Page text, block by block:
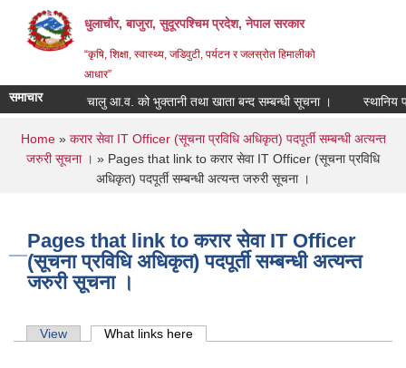
धुलाचौर, बाजुरा, सुदूरपश्चिम प्रदेश, नेपाल सरकार
“कृषि, शिक्षा, स्वास्थ्य, जडिवुटी, पर्यटन र जलस्रोत हिमालीको
आधार”
समाचार चालु आ.व. को भुक्तानी तथा खाता बन्द सम्बन्धी सूचना । स्थानिय
You are here
Home» करार सेवा IT Officer (सूचना प्रविधि अधिकृत) पदपूर्ती सम्बन्धी अत्यन्त
जरुरी सूचना । » Pages that link to करार सेवा IT Officer (सूचना प्रविधि
अधिकृत) पदपूर्ती सम्बन्धी अत्यन्त जरुरी सूचना ।
Pages that link to करार सेवा IT Officer
(सूचना प्रविधि अधिकृत) पदपूर्ती सम्बन्धी अत्यन्त
जरुरी सूचना ।
Primary tabs
View What links here